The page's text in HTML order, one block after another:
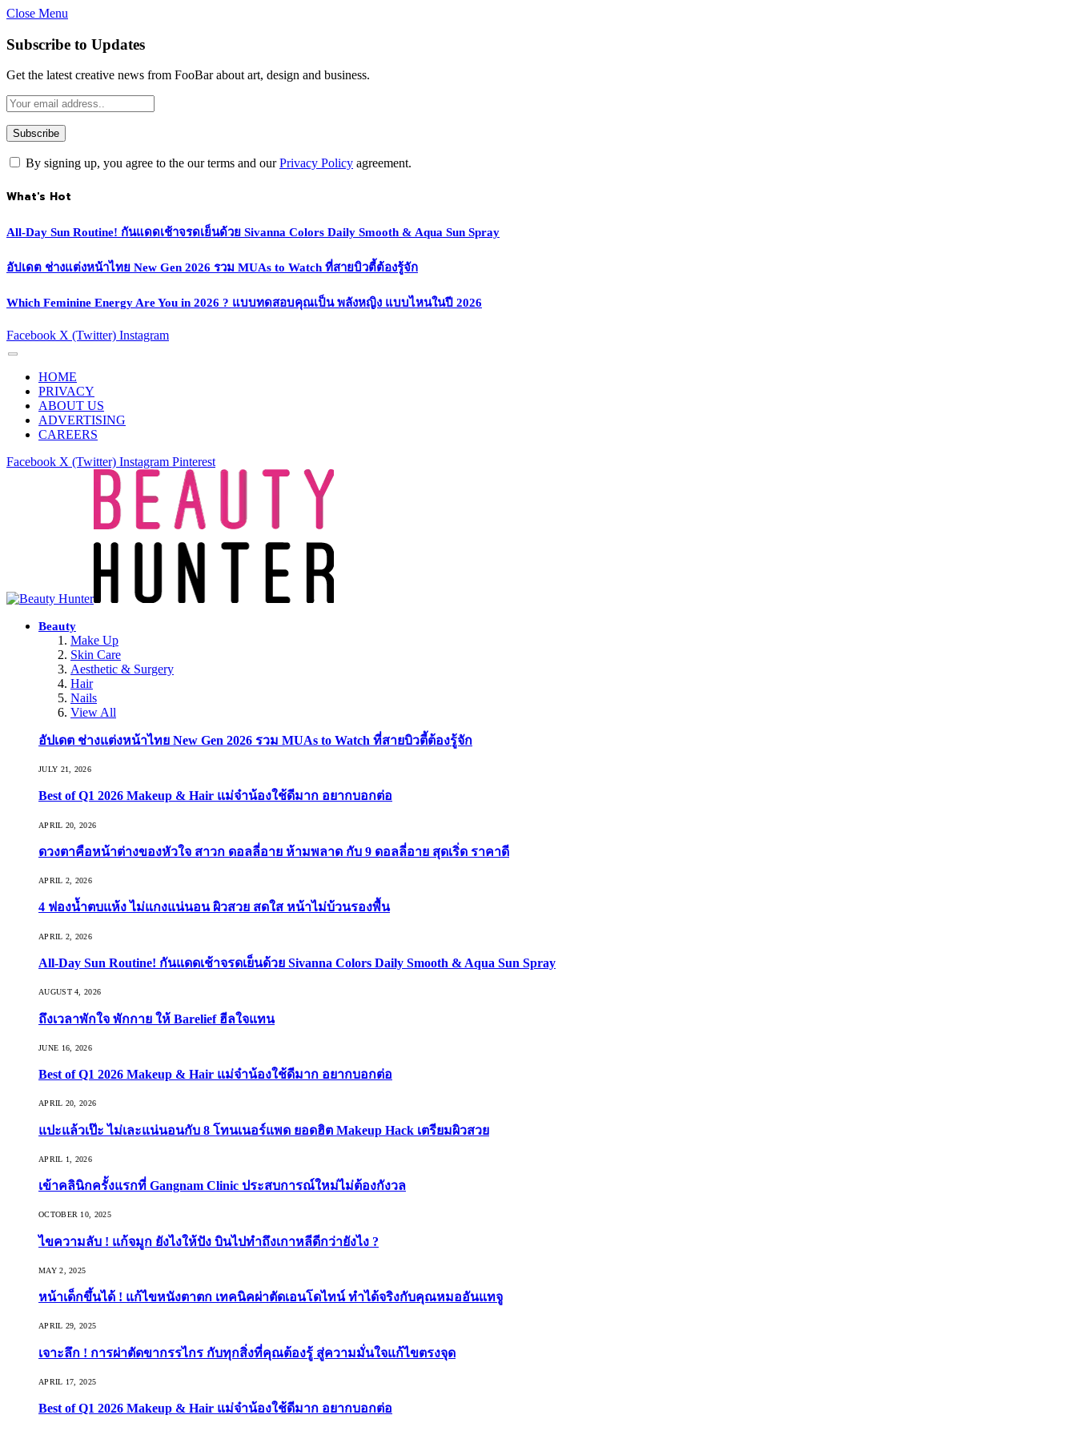
Close Menu
Subscribe to Updates
Get the latest creative news from FooBar about art, design and business.
By signing up, you agree to the our terms and ourPrivacy Policy agreement.
What's Hot
All-Day Sun Routine! กันแดดเช้าจรดเย็นด้วย Sivanna Colors Daily Smooth & Aqua Sun Spray
อัปเดต ช่างแต่งหน้าไทย New Gen 2026 รวม MUAs to Watch ที่สายบิวตี้ต้องรู้จัก
Which Feminine Energy Are You in 2026 ? แบบทดสอบคุณเป็น พลังหญิง แบบไหนในปี 2026
Facebook X (Twitter) Instagram
HOME
PRIVACY
ABOUT US
ADVERTISING
CAREERS
Facebook X (Twitter) Instagram Pinterest
Beauty
Make Up
Skin Care
Aesthetic & Surgery
Hair
Nails
View All
อัปเดต ช่างแต่งหน้าไทย New Gen 2026 รวม MUAs to Watch ที่สายบิวตี้ต้องรู้จัก
JULY 21, 2026
Best of Q1 2026 Makeup & Hair แม่จ๋าน้องใช้ดีมาก อยากบอกต่อ
APRIL 20, 2026
ดวงตาคือหน้าต่างของหัวใจ สาวก ดอลลี่อาย ห้ามพลาด กับ 9 ดอลลี่อาย สุดเริ่ด ราคาดี
APRIL 2, 2026
4 ฟองน้ำตบแห้ง ไม่แกงแน่นอน ผิวสวย สดใส หน้าไม่บ้วนรองพื้น
APRIL 2, 2026
All-Day Sun Routine! กันแดดเช้าจรดเย็นด้วย Sivanna Colors Daily Smooth & Aqua Sun Spray
AUGUST 4, 2026
ถึงเวลาพักใจ พักกาย ให้ Barelief ฮีลใจแทน
JUNE 16, 2026
Best of Q1 2026 Makeup & Hair แม่จ๋าน้องใช้ดีมาก อยากบอกต่อ
APRIL 20, 2026
แปะแล้วเป๊ะ ไม่เละแน่นอนกับ 8 โทนเนอร์แพด ยอดฮิต Makeup Hack เตรียมผิวสวย
APRIL 1, 2026
เข้าคลินิกครั้งแรกที่ Gangnam Clinic ประสบการณ์ใหม่ไม่ต้องกังวล
OCTOBER 10, 2025
ไขความลับ ! แก้จมูก ยังไงให้ปัง บินไปทำถึงเกาหลีดีกว่ายังไง ?
MAY 2, 2025
หน้าเด็กขึ้นได้ ! แก้ไขหนังตาตก เทคนิคผ่าตัดเอนโดไทน์ ทำได้จริงกับคุณหมออันแทจู
APRIL 29, 2025
เจาะลึก ! การผ่าตัดขากรรไกร กับทุกสิ่งที่คุณต้องรู้ สู่ความมั่นใจแก้ไขตรงจุด
APRIL 17, 2025
Best of Q1 2026 Makeup & Hair แม่จ๋าน้องใช้ดีมาก อยากบอกต่อ